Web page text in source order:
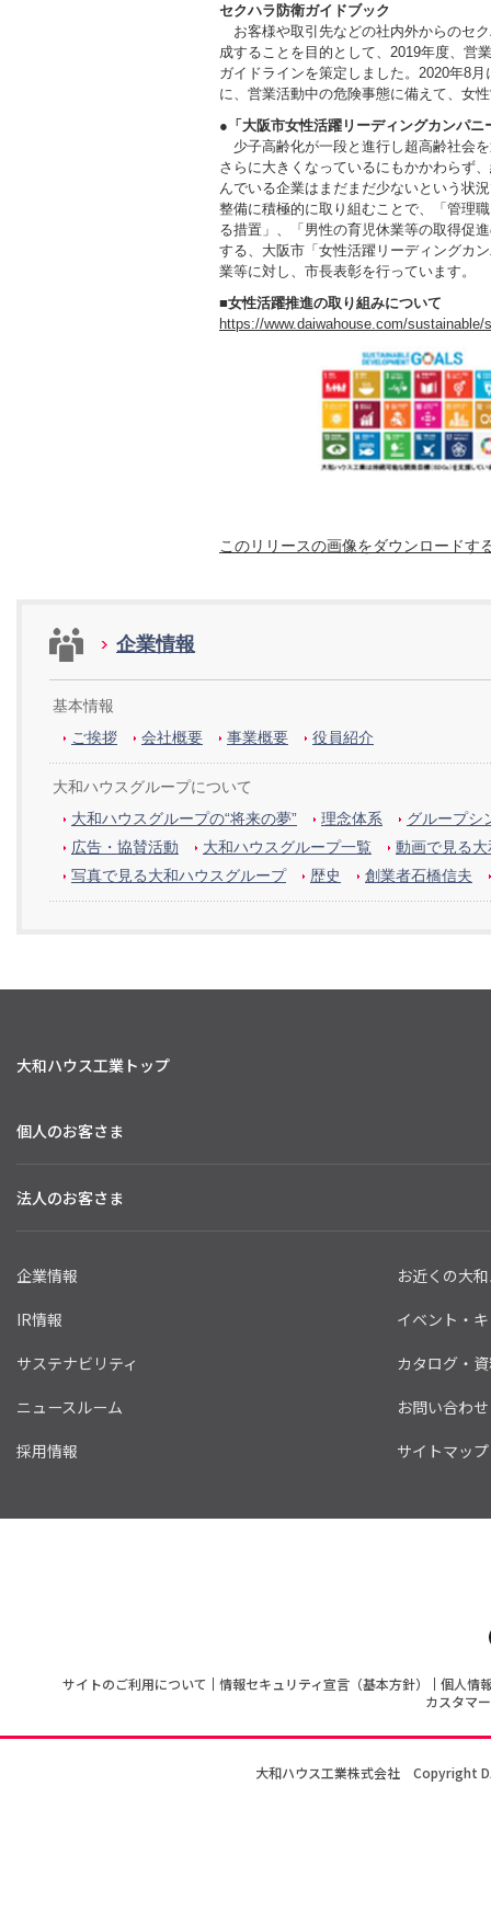
セクハラ防衛ガイドブック
お客様や取引先などの社内外からのセ
成することを目的として、2019年度、営
ガイドラインを策定しました。2020年8
に、営業活動中の危険事態に備えて、女
●「大阪市女性活躍リーディングカンパニ
少子高齢化が一段と進行し超高齢社会
さらに大きくなっているにもかかわらず
んでいる企業はまだまだ少ないという状
整備に積極的に取り組むことで、「管理
る措置」、「男性の育児休業等の取得促
する、大阪市「女性活躍リーディングカ
業等に対し、市長表彰を行っています。
■女性活躍推進の取り組みについて
https://www.daiwahouse.com/
このリリースの画像をダウンロードす
企業情報
基本情報
ご挨拶
会社概要 事業概要 役員紹介
大和ハウスグループについて
大和ハウスグループの“将来の夢”
理念体系
グループシ
広告・協賛活動
大和ハウスグループ一覧
動画で見る
写真で見る大和ハウスグループ
歴史 創業者石橋信夫
大和ハウス工業トップ
個人のお客さま
法人のお客さま
企業情報
IR情報
サステナビリティ
ニュースルーム
採用情報
お近くの大
イベント・
カタログ・
お問い合わせ
サイトマップ
サイトのご利用について 情報セキュリティ宣言（基本方針）
個人情
カスタマ
大和ハウス工業株式会社 Copyright